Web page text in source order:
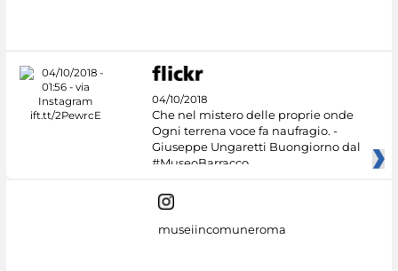
04/10/2018
Che nel mistero delle proprie onde
Ogni terrena voce fa naufragio. -
Giuseppe Ungaretti Buongiorno dal
#MuseoBarracco
museiincomuneroma